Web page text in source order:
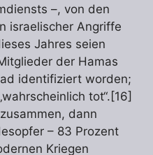
–, von den
israelischer Angriffe
Jahres seien
der Hamas
identifiziert worden;
tot“.[16]
dann
– 83 Prozent
Kriegen